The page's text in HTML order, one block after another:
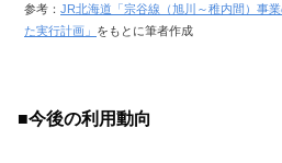
参考： JR北海道「宗谷線（旭川～稚内間）事
た実行計画」 をもとに筆者作成
■今後の利用動向